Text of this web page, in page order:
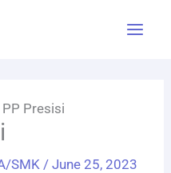
Presisi
SMK /June 25, 2023